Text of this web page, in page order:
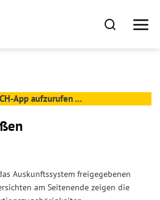
App aufzurufen ...
Auskunftssystem freigegebenen
am Seitenende zeigen die